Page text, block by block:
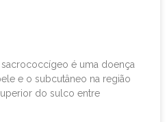
é uma doença
e o subcutâneo na região
do sulco entre